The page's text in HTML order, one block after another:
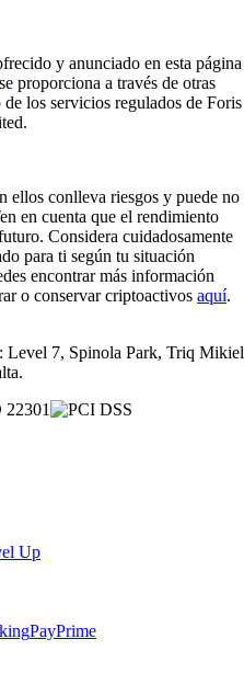
y anunciado en esta página
se proporciona a través de otras
los servicios regulados de Foris
ellos conlleva riesgos y puede no
en cuenta que el rendimiento
Considera cuidadosamente
para ti según tu situación
encontrar más información
o conservar criptoactivos aquí.
Level 7, Spinola Park, Triq Mikiel
Up
PayPrime